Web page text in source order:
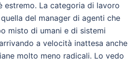
estremo. La categoria di lavoro
del manager di agenti che
misto di umani e di sistemi
a velocità inattesa anche
molto meno radicali. Lo vedo